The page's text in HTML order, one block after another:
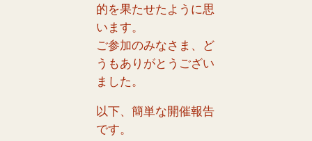
的を果たせたように思
います。
ご参加のみなさま、ど
うもありがとうござい
ました。
以下、簡単な開催報告
です。